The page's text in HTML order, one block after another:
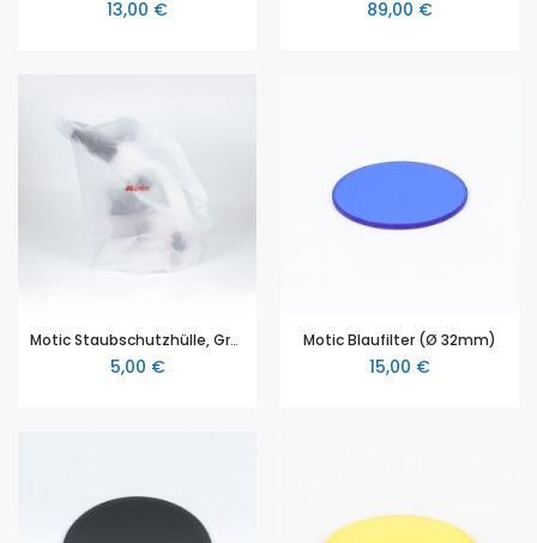
13,00 € 89,00 €
Motic Staubschutzhülle, Größe C
5,00 €
Motic Blaufilter (Ø 32mm)
15,00 €